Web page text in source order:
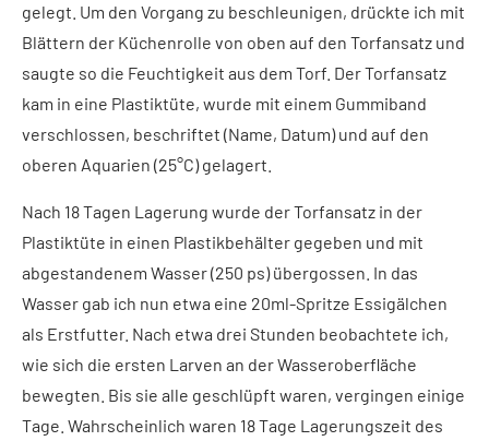
gelegt. Um den Vorgang zu beschleunigen, drückte ich mit
Blättern der Küchenrolle von oben auf den Torfansatz und
saugte so die Feuchtigkeit aus dem Torf. Der Tor­fansatz
kam in eine Plastiktüte, wurde mit einem Gummiband
verschlossen, beschrif­tet (Name, Datum) und auf den
oberen Aquarien (25°C) gelagert.
Nach 18 Tagen Lagerung wurde der Torfansatz in der
Plastiktüte in einen Plas­tikbehälter gegeben und mit
abgestande­nem Wasser (250 ps) übergossen. In das
Wasser gab ich nun etwa eine 20ml-Sprit­ze Essigälchen
als Erstfutter. Nach etwa drei Stunden beobachtete ich,
wie sich die ersten Larven an der Wasseroberflä­che
bewegten. Bis sie alle geschlüpft wa­ren, vergingen einige
Tage. Wahrscheinlich waren 18 Tage Lagerungszeit des